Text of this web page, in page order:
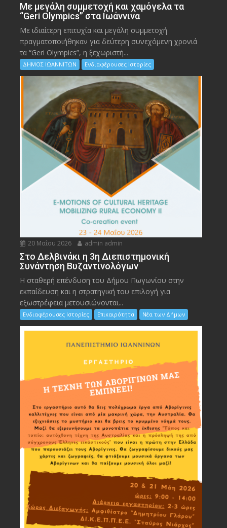
Με μεγάλη συμμετοχή και χαμόγελα τα
“Geri Olympics” στα Ιωάννινα
Με ιδιαίτερη επιτυχία και μεγάλη συμμετοχή
πραγματοποιήθηκαν για δεύτερη συνεχόμενη χρονιά
τα “Geri Olympics”, η ξεχωριστή...
ΔΗΜΟΣ ΙΩΑΝΝΙΤΩΝ Ενδιαφέρουσες Ιστορίες
20 Μαΐου 2026 admin admin
Στο Δελβινάκι η 3η Διεπιστημονική
Συνάντηση Βυζαντινολόγων
Η σταθερή επένδυση του Δήμου Πωγωνίου στην
εκπαίδευση και η στρατηγική του επιλογή για
εξωστρέφεια μετουσιώνονται...
Ενδιαφέρουσες Ιστορίες Επικαιρότητα Νέα των Δήμων